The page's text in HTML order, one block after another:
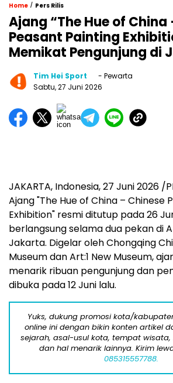
Home / Pers Rilis
Ajang “The Hue of China
Peasant Painting
Memikat Pengunjung di
Tim Hei Sport
- Pewarta
Sabtu, 27 Juni 2026
JAKARTA, Indonesia, 27 Juni 2026 /
Ajang "The Hue of China – Chinese
Exhibition" resmi ditutup pada 26
berlangsung selama dua pekan di
Jakarta. Digelar oleh Chongqing
Museum dan Art:1 New Museum,
menarik ribuan pengunjung dan
dibuka pada 12 Juni lalu.
Yuks, dukung promosi kota/
online ini dengan bikin konten artikel
sejarah, asal-usul kota, tempat wisata,
dan hal menarik lainnya. Kirim
085315557788.